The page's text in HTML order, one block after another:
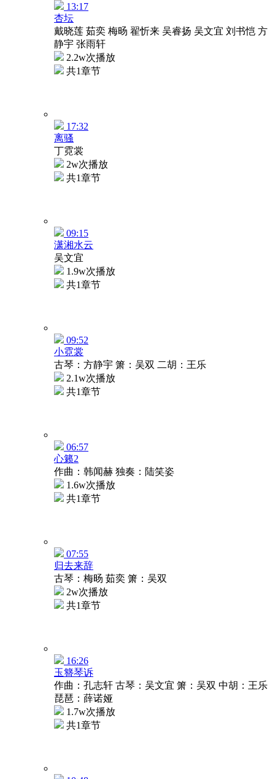
13:17
杏坛
戴晓莲 茹奕 梅旸 翟忻来 吴睿扬 吴文宜 刘书恺 方
静宇 张雨轩
2.2w次播放
共1章节
17:32
离骚
丁霓裳
2w次播放
共1章节
09:15
潇湘水云
吴文宜
1.9w次播放
共1章节
09:52
小霓裳
古琴：方静宇 箫：吴双 二胡：王乐
2.1w次播放
共1章节
06:57
心籁2
作曲：韩闻赫 独奏：陆笑姿
1.6w次播放
共1章节
07:55
归去来辞
古琴：梅旸 茹奕 箫：吴双
2w次播放
共1章节
16:26
玉簪琴诉
作曲：孔志轩 古琴：吴文宜 箫：吴双 中胡：王乐
琵琶：薛诺娅
1.7w次播放
共1章节